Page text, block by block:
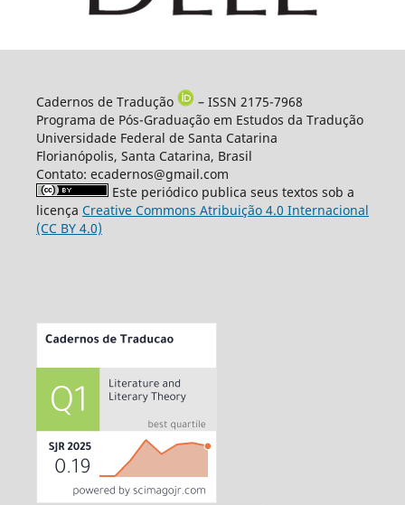
Cadernos de Tradução
– ISSN 2175-7968
Programa de Pós-Graduação em Estudos da Tradução
Universidade Federal de Santa Catarina
Florianópolis, Santa Catarina, Brasil
Contato: ecadernos@gmail.com
Este periódico publica seus textos sob a
licença Creative Commons Atribuição 4.0 Internacional
(CC BY 4.0)